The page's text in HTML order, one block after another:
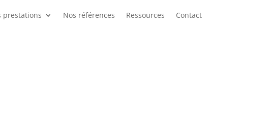
prestations Nos références Ressources Contact